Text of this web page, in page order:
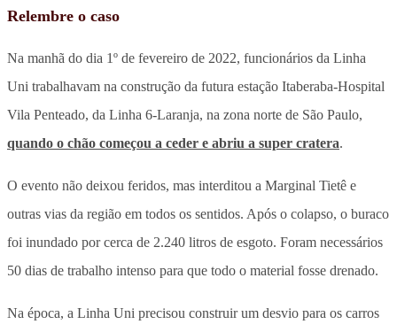
Relembre o caso
Na manhã do dia 1º de fevereiro de 2022, funcionários da Linha
Uni trabalhavam na construção da futura estação Itaberaba-Hospital
Vila Penteado, da Linha 6-Laranja, na zona norte de São Paulo,
quando o chão começou a ceder e abriu a super cratera.
O evento não deixou feridos, mas interditou a Marginal Tietê e
outras vias da região em todos os sentidos. Após o colapso, o buraco
foi inundado por cerca de 2.240 litros de esgoto. Foram necessários
50 dias de trabalho intenso para que todo o material fosse drenado.
Na época, a Linha Uni precisou construir um desvio para os carros